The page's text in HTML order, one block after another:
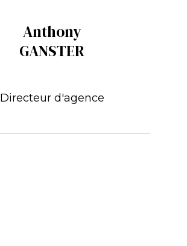
Anthony
GANSTER
Directeur d'agence